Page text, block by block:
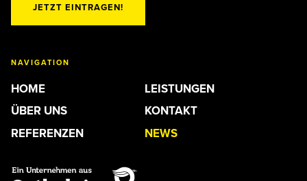
JETZT EINTRAGEN!
NAVIGATION
HOME
ÜBER UNS
REFERENZEN
LEISTUNGEN
KONTAKT
NEWS